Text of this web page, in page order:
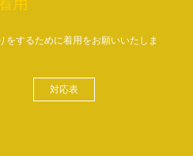
をするために着用をお願いいたしま
対応表